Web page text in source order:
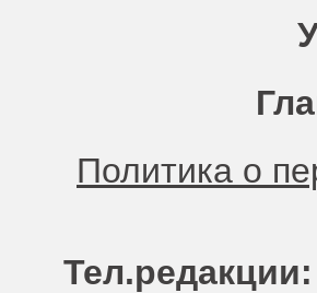
Политика о
Тел.редакции: